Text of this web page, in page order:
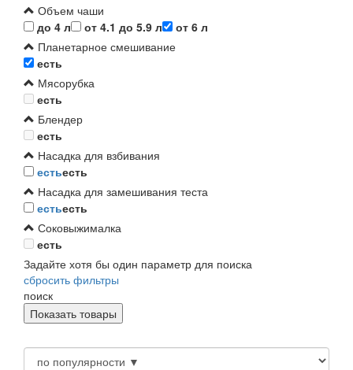
Объем чаши
до 4 л
от 4.1 до 5.9 л
от 6 л
Планетарное смешивание
есть
Мясорубка
есть
Блендер
есть
Насадка для взбивания
естьесть
Насадка для замешивания теста
естьесть
Соковыжималка
есть
Задайте хотя бы один параметр для поиска
сбросить фильтры
поиск